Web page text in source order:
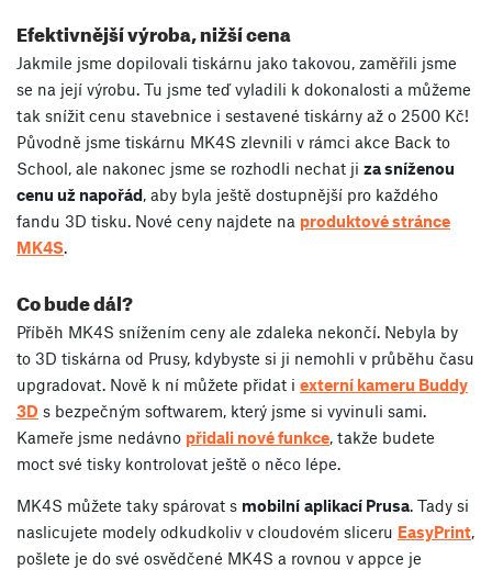
Efektivnější výroba, nižší cena
Jakmile jsme dopilovali tiskárnu jako takovou, zaměřili jsme
se na její výrobu. Tu jsme teď vyladili k dokonalosti a můžeme
tak snížit cenu stavebnice i sestavené tiskárny až o 2500 Kč!
Původně jsme tiskárnu MK4S zlevnili v rámci akce Back to
School, ale nakonec jsme se rozhodli nechat ji za sníženou
cenu už napořád, aby byla ještě dostupnější pro každého
fandu 3D tisku. Nové ceny najdete na produktové stránce
MK4S.
Co bude dál?
Příběh MK4S snížením ceny ale zdaleka nekončí. Nebyla by
to 3D tiskárna od Prusy, kdybyste si ji nemohli v průběhu času
upgradovat. Nově k ní můžete přidat i externí kameru Buddy
3D s bezpečným softwarem, který jsme si vyvinuli sami.
Kameře jsme nedávno přidali nové funkce, takže budete
moct své tisky kontrolovat ještě o něco lépe.
MK4S můžete taky spárovat s mobilní aplikací Prusa. Tady si
naslicujete modely odkudkoliv v cloudovém sliceru EasyPrint,
pošlete je do své osvědčené MK4S a rovnou v appce je